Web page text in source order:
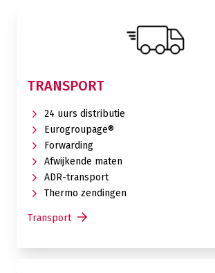
TRANSPORT
24 uurs distributie
Eurogroupage®
Forwarding
Afwijkende maten
ADR-transport
Thermo zendingen
Transport